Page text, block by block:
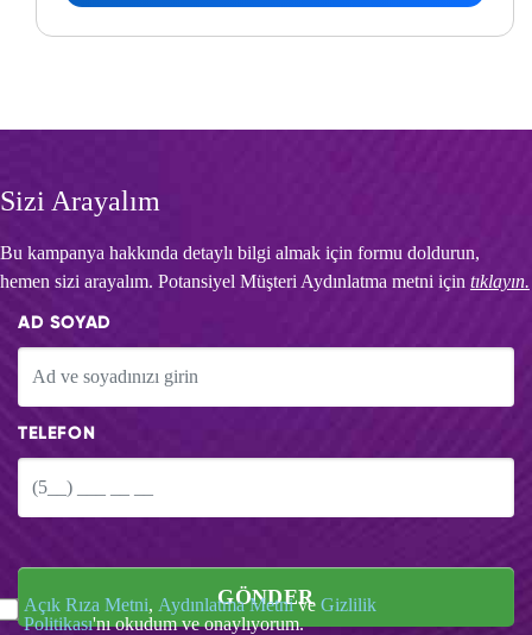
Sizi Arayalım
Bu kampanya hakkında detaylı bilgi almak için formu doldurun,
hemen sizi arayalım. Potansiyel Müşteri Aydınlatma metni için tıklayın.
AD SOYAD
TELEFON
GÖNDER
Açık Rıza Metni, Aydınlatma Metnive Gizlilik
Politikası'nı okudum ve onaylıyorum.